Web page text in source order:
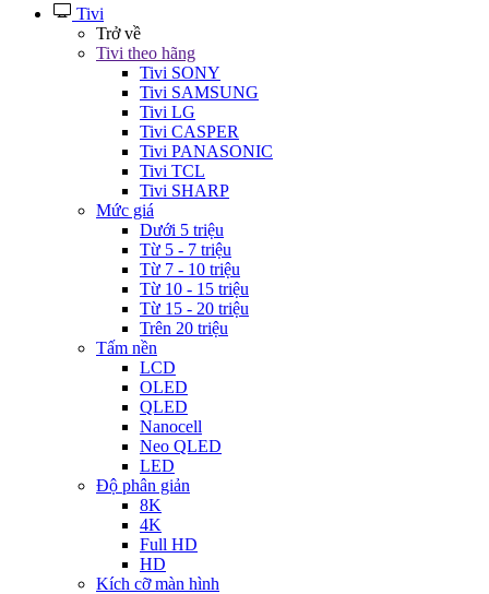
Tivi
Trở về
Tivi theo hãng
Tivi SONY
Tivi SAMSUNG
Tivi LG
Tivi CASPER
Tivi PANASONIC
Tivi TCL
Tivi SHARP
Mức giá
Dưới 5 triệu
Từ 5 - 7 triệu
Từ 7 - 10 triệu
Từ 10 - 15 triệu
Từ 15 - 20 triệu
Trên 20 triệu
Tấm nền
LCD
OLED
QLED
Nanocell
Neo QLED
LED
Độ phân giản
8K
4K
Full HD
HD
Kích cỡ màn hình